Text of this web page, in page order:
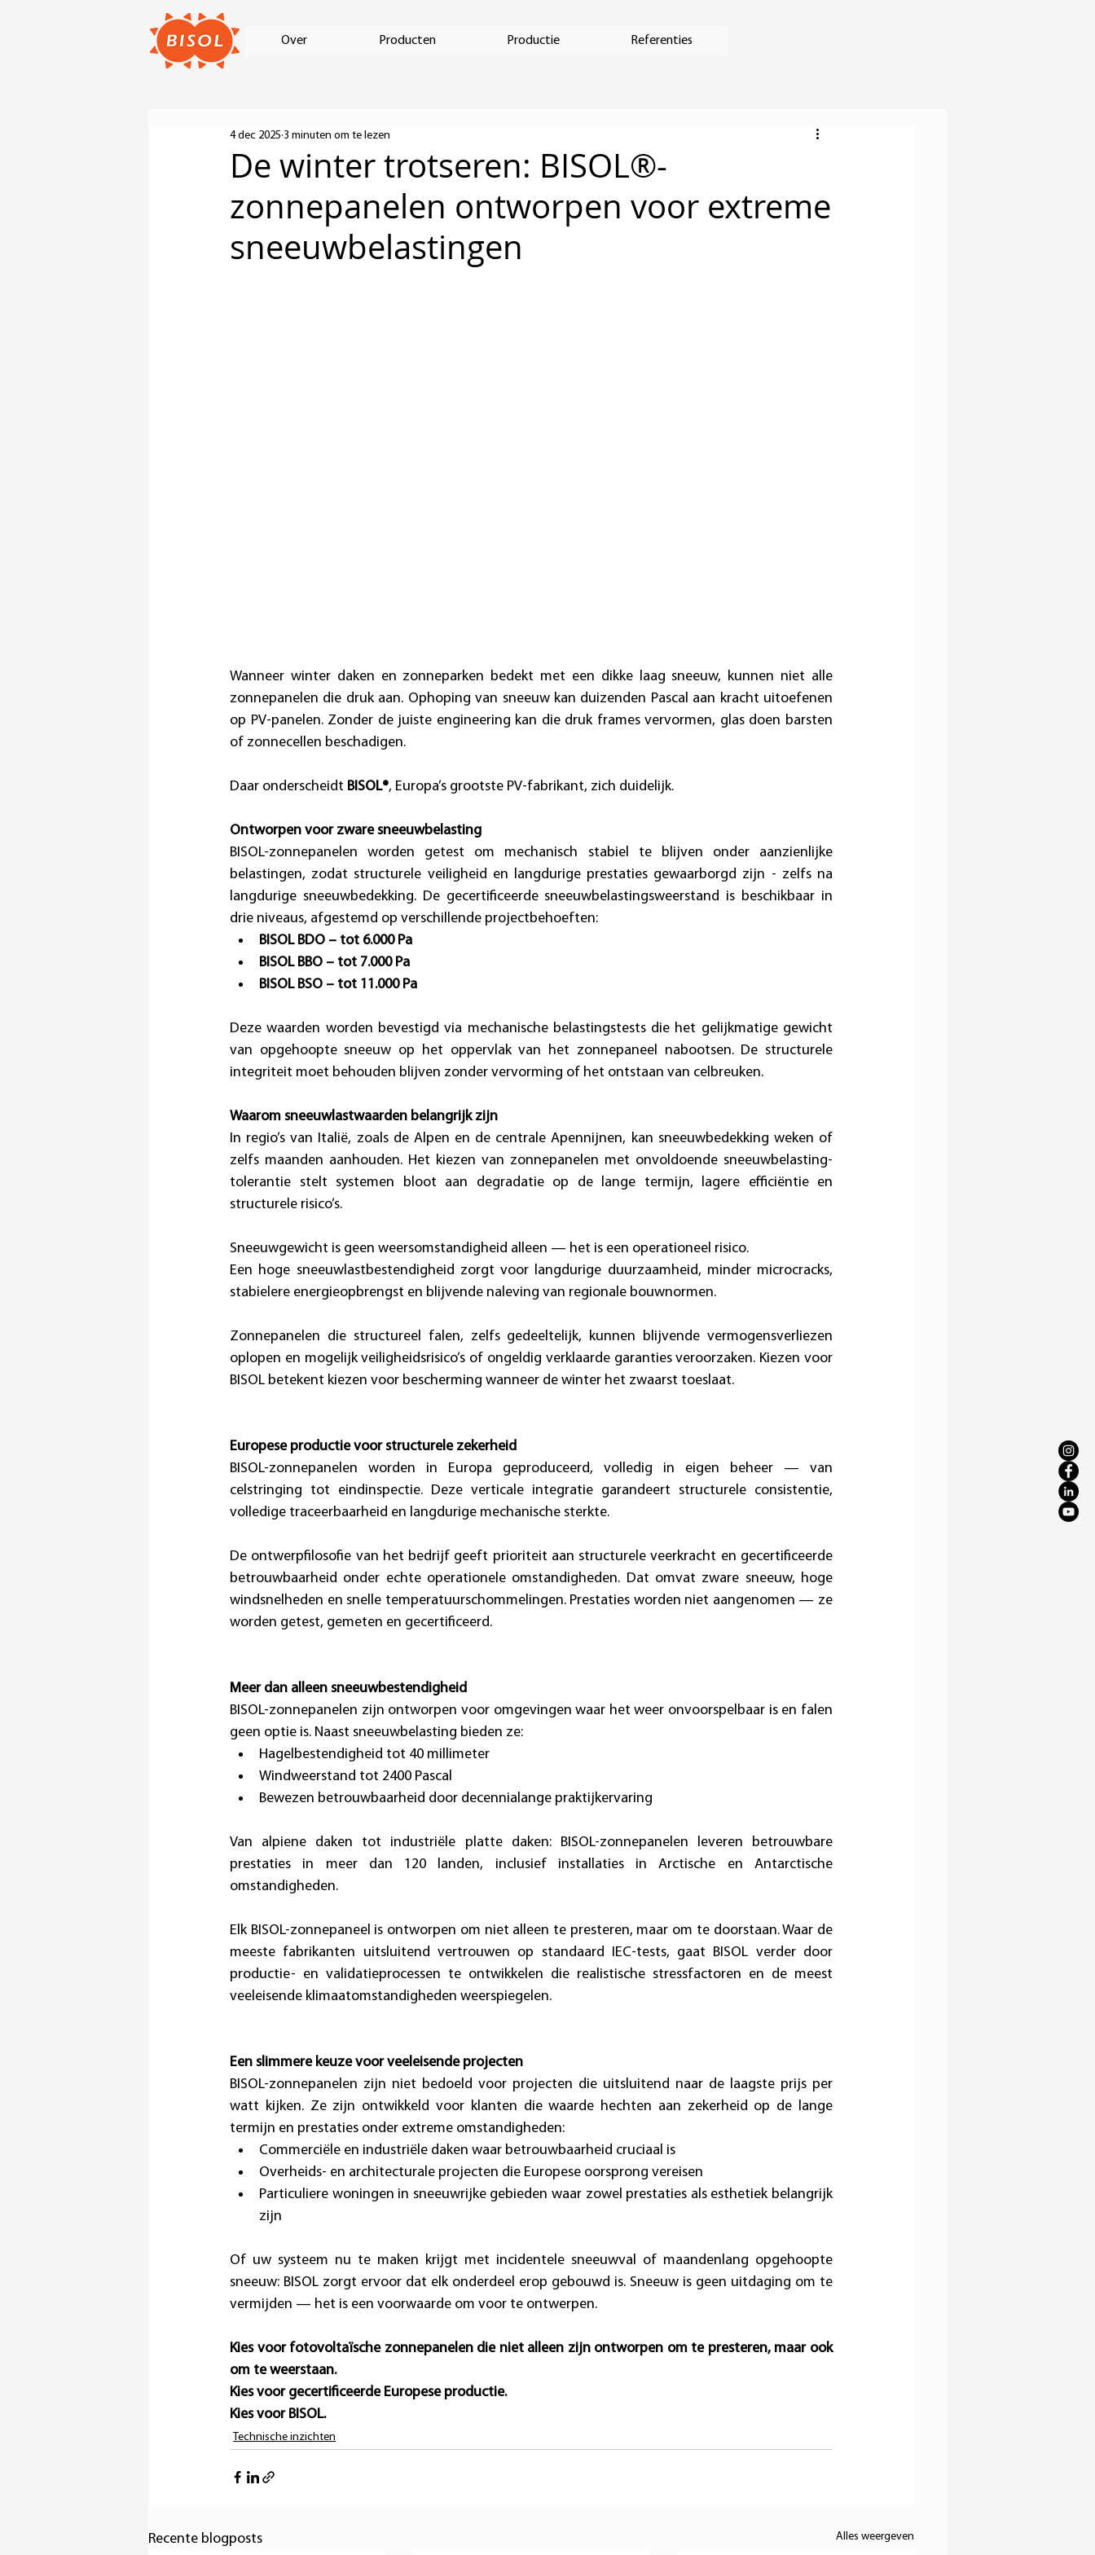
Over Producten Productie Referenties
De winter trotseren: BISOL®-
zonnepanelen ontworpen voor extreme
sneeuwbelastingen
4 dec 2025 3 minuten om te lezen
Wanneer winter daken en zonneparken bedekt met een dikke laag sneeuw, kunnen niet alle
zonnepanelen die druk aan. Ophoping van sneeuw kan duizenden Pascal aan kracht uitoefenen
op PV-panelen. Zonder de juiste engineering kan die druk frames vervormen, glas doen barsten
of zonnecellen beschadigen.
Daar onderscheidt BISOL®, Europa’s grootste PV-fabrikant, zich duidelijk.
Ontworpen voor zware sneeuwbelasting
BISOL-zonnepanelen worden getest om mechanisch stabiel te blijven onder aanzienlijke
belastingen, zodat structurele veiligheid en langdurige prestaties gewaarborgd zijn - zelfs na
langdurige sneeuwbedekking. De gecertificeerde sneeuwbelastingsweerstand is beschikbaar in
drie niveaus, afgestemd op verschillende projectbehoeften:
BISOL BDO – tot 6.000 Pa
BISOL BBO – tot 7.000 Pa
BISOL BSO – tot 11.000 Pa
Deze waarden worden bevestigd via mechanische belastingstests die het gelijkmatige gewicht
van opgehoopte sneeuw op het oppervlak van het zonnepaneel nabootsen. De structurele
integriteit moet behouden blijven zonder vervorming of het ontstaan van celbreuken.
Waarom sneeuwlastwaarden belangrijk zijn
In regio’s van Italië, zoals de Alpen en de centrale Apennijnen, kan sneeuwbedekking weken of
zelfs maanden aanhouden. Het kiezen van zonnepanelen met onvoldoende sneeuwbelasting-
tolerantie stelt systemen bloot aan degradatie op de lange termijn, lagere efficiëntie en
structurele risico’s.
Sneeuwgewicht is geen weersomstandigheid alleen — het is een operationeel risico.
Een hoge sneeuwlastbestendigheid zorgt voor langdurige duurzaamheid, minder microcracks,
stabielere energieopbrengst en blijvende naleving van regionale bouwnormen.
Zonnepanelen die structureel falen, zelfs gedeeltelijk, kunnen blijvende vermogensverliezen
oplopen en mogelijk veiligheidsrisico’s of ongeldig verklaarde garanties veroorzaken. Kiezen voor
BISOL betekent kiezen voor bescherming wanneer de winter het zwaarst toeslaat.
Europese productie voor structurele zekerheid
BISOL-zonnepanelen worden in Europa geproduceerd, volledig in eigen beheer — van
celstringing tot eindinspectie. Deze verticale integratie garandeert structurele consistentie,
volledige traceerbaarheid en langdurige mechanische sterkte.
De ontwerpfilosofie van het bedrijf geeft prioriteit aan structurele veerkracht en gecertificeerde
betrouwbaarheid onder echte operationele omstandigheden. Dat omvat zware sneeuw, hoge
windsnelheden en snelle temperatuurschommelingen. Prestaties worden niet aangenomen — ze
worden getest, gemeten en gecertificeerd.
Meer dan alleen sneeuwbestendigheid
BISOL-zonnepanelen zijn ontworpen voor omgevingen waar het weer onvoorspelbaar is en falen
geen optie is. Naast sneeuwbelasting bieden ze:
Hagelbestendigheid tot 40 millimeter
Windweerstand tot 2400 Pascal
Bewezen betrouwbaarheid door decennialange praktijkervaring
Van alpiene daken tot industriële platte daken: BISOL-zonnepanelen leveren betrouwbare
prestaties in meer dan 120 landen, inclusief installaties in Arctische en Antarctische
omstandigheden.
Elk BISOL-zonnepaneel is ontworpen om niet alleen te presteren, maar om te doorstaan. Waar de
meeste fabrikanten uitsluitend vertrouwen op standaard IEC-tests, gaat BISOL verder door
productie- en validatieprocessen te ontwikkelen die realistische stressfactoren en de meest
veeleisende klimaatomstandigheden weerspiegelen.
Een slimmere keuze voor veeleisende projecten
BISOL-zonnepanelen zijn niet bedoeld voor projecten die uitsluitend naar de laagste prijs per
watt kijken. Ze zijn ontwikkeld voor klanten die waarde hechten aan zekerheid op de lange
termijn en prestaties onder extreme omstandigheden:
Commerciële en industriële daken waar betrouwbaarheid cruciaal is
Overheids- en architecturale projecten die Europese oorsprong vereisen
Particuliere woningen in sneeuwrijke gebieden waar zowel prestaties als esthetiek belangrijk
zijn
Of uw systeem nu te maken krijgt met incidentele sneeuwval of maandenlang opgehoopte
sneeuw: BISOL zorgt ervoor dat elk onderdeel erop gebouwd is. Sneeuw is geen uitdaging om te
vermijden — het is een voorwaarde om voor te ontwerpen.
Kies voor fotovoltaïsche zonnepanelen die niet alleen zijn ontworpen om te presteren, maar ook
om te weerstaan.
Kies voor gecertificeerde Europese productie.
Kies voor BISOL.
Technische inzichten
Recente blogposts Alles weergeven